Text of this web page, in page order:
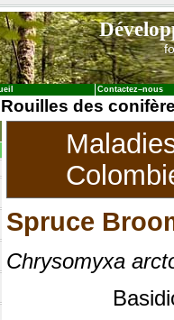
Contactez–nous
des
Spruce
Chrysomyxa